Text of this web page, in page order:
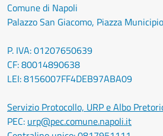
Comune di Napoli
Palazzo San Giacomo, Piazza
P. IVA: 01207650639
CF: 80014890638
LEI: 8156007FF4DEB97ABA09
Servizio Protocollo, URP e Albo
PEC: urp@pec.comune.napoli.it